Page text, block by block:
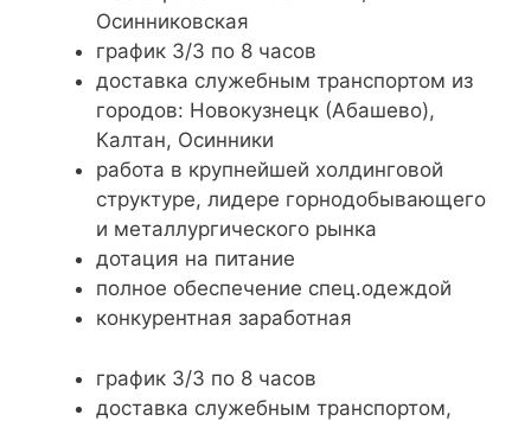
Осинниковская
график 3/3 по 8 часов
доставка служебным транспортом из
городов: Новокузнецк (Абашево),
Калтан, Осинники
работа в крупнейшей холдинговой
структуре, лидере горнодобывающего
и металлургического рынка
дотация на питание
полное обеспечение спец.одеждой
конкурентная заработная
график 3/3 по 8 часов
доставка служебным транспортом,